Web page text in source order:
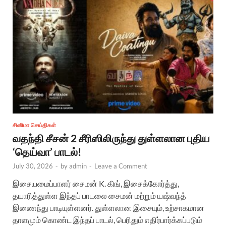
சினிமா செய்திகள்
வதந்தி சீசன் 2 சீரிஸிலிருந்து துள்ளலான புதிய
‘தெய்வா’ பாடல்!
July 30, 2026 - byadmin - Leave a Comment
இசையமைப்பாளர் சைமன் K. கிங், இசைக்கோர்த்து,
தயாரித்துள்ள இந்தப் பாடலை சைமன் மற்றும் யஷ்வந்த்
இணைந்து பாடியுள்ளனர். துள்ளலான இசையும், உற்சாகமான
தாளமும் கொண்ட இந்தப் பாடல், பெரிதும் எதிர்பார்க்கப்படும்